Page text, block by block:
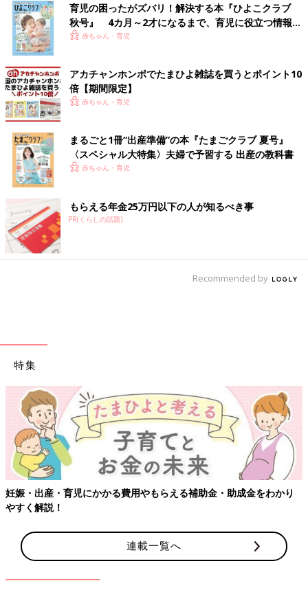
育児の困ったがズバリ！解決する本『ひよこクラブ
秋号』 4カ月～2才になるまで、育児に役立つ情報が
いっぱい！
赤ちゃん・育児
アカチャンホンポでたまひよ雑誌を買うとポイント10
倍【期間限定】
赤ちゃん・育児
まるごと1冊“出産準備”の本『たまごクラブ 夏号』
〈スペシャル大特集〉夫婦で予習する 出産の教科書
赤ちゃん・育児
もらえる年金25万円以下の人が知るべき事
PR(くらしの話題)
Recommended by
特集
妊娠・出産・育児にかかる費用やもらえる補助金・助成金をわかり
やすく解説！
連載一覧へ